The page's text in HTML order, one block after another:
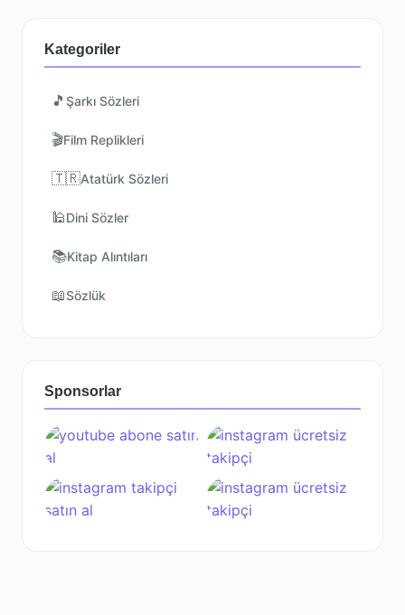
Kategoriler
🎵 Şarkı Sözleri
🎬Film Replikleri
🇹🇷Atatürk Sözleri
🕌Dini Sözler
📚Kitap Alıntıları
📖Sözlük
Sponsorlar